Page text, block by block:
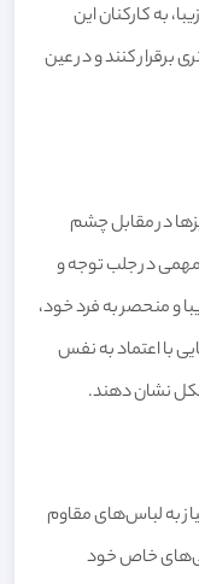
به کارکنان این
برقرار کنند و در عین
در مقابل چشم
مهمی در جلب توجه و
و منحصر به فرد خود،
با اعتماد به نفس
نشان دهند.
به لباس‌های مقاوم
خاص خود